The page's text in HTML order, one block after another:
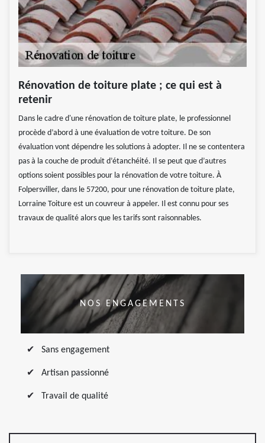
Rénovation de toiture plate ; ce qui est à
retenir
Dans le cadre d'une rénovation de toiture plate, le professionnel
procède d’abord à une évaluation de votre toiture. De son
évaluation vont dépendre les solutions à adopter. Il ne se contentera
pas à la couche de produit d’étanchéité. Il se peut que d’autres
options soient possibles pour la rénovation de votre toiture. À
Folpersviller, dans le 57200, pour une rénovation de toiture plate,
Lorraine Toiture est un couvreur à appeler. Il est connu pour ses
travaux de qualité alors que les tarifs sont raisonnables.
NOS ENGAGEMENTS
Sans engagement
Artisan passionné
Travail de qualité